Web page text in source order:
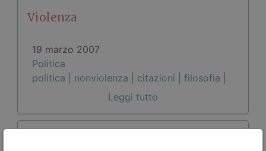
Violenza
19 marzo 2007
Politica
politica | nonviolenza | citazioni | filosofia |
Leggi tutto